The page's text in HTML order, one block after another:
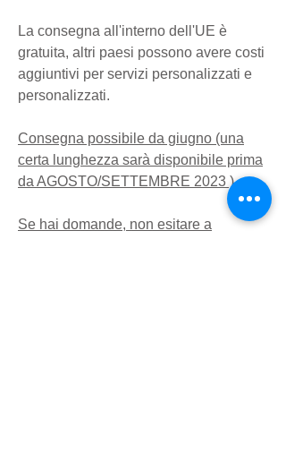
La consegna all'interno dell'UE è
gratuita, altri paesi possono avere costi
aggiuntivi per servizi personalizzati e
personalizzati.
Consegna possibile da giugno (una
certa lunghezza sarà disponibile prima
da AGOSTO/SETTEMBRE 2023 )
Se hai domande, non esitare a